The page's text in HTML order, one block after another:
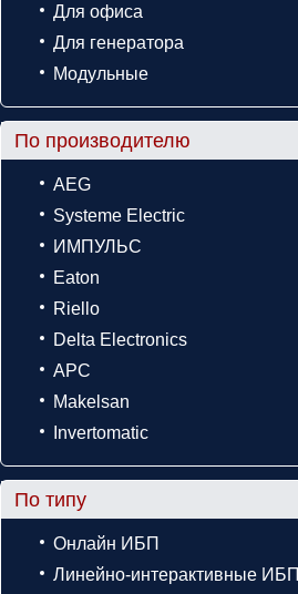
Для офиса
Для генератора
Модульные
По производителю
AEG
Systeme Electric
ИМПУЛЬС
Eaton
Riello
Delta Electronics
APC
Makelsan
Invertomatic
По типу
Онлайн ИБП
Линейно-интерактивные ИБП